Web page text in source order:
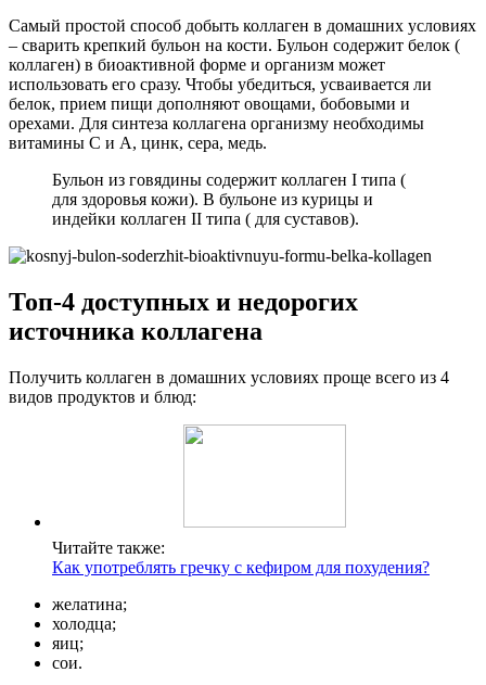
Самый простой способ добыть коллаген в домашних условиях
– сварить крепкий бульон на кости. Бульон содержит белок (
коллаген) в биоактивной форме и организм может
использовать его сразу. Чтобы убедиться, усваивается ли
белок, прием пищи дополняют овощами, бобовыми и
орехами. Для синтеза коллагена организму необходимы
витамины С и А, цинк, сера, медь.
Бульон из говядины содержит коллаген I типа (
для здоровья кожи). В бульоне из курицы и
индейки коллаген II типа ( для суставов).
Топ-4 доступных и недорогих
источника коллагена
Получить коллаген в домашних условиях проще всего из 4
видов продуктов и блюд:
Читайте также:
Как употреблять гречку с кефиром для похудения?
желатина;
холодца;
яиц;
сои.